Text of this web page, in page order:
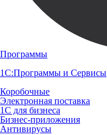
Программы
1С:Программы и Сервисы
Коробочные
Электронная поставка
1С для бизнеса
Бизнес-приложения
Антивирусы